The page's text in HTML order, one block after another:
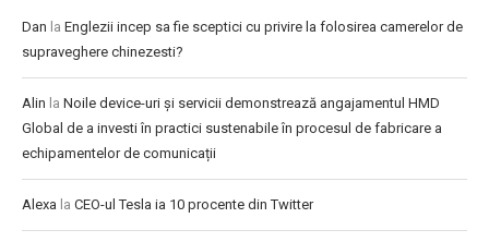
Dan la Englezii incep sa fie sceptici cu privire la folosirea camerelor de
supraveghere chinezesti?
Alin la Noile device-uri și servicii demonstrează angajamentul HMD
Global de a investi în practici sustenabile în procesul de fabricare a
echipamentelor de comunicații
Alexa la CEO-ul Tesla ia 10 procente din Twitter